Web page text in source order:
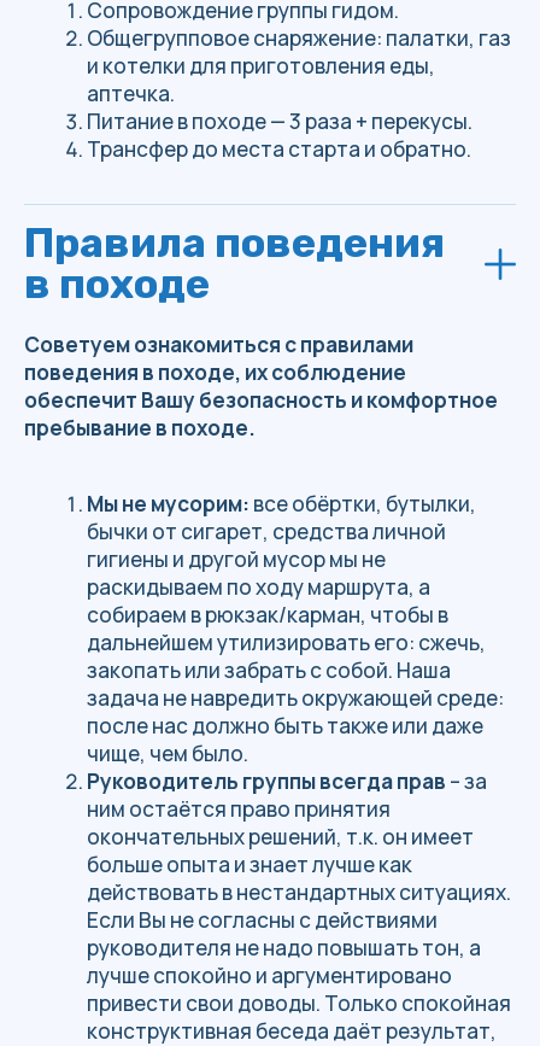
агрессия порождает агрессию – всегда
стоит помнить об этом.
В походе все его участники – единая
команда и действует она слажено и
сообща. Если Вы сильно устали или плохо
себя чувствуете — сообщите
руководителю об этом – мы примем меры
по восстановлению сил: привал,
Помогайте друг другу – взаимовыручка –
При недомогании, травмах, порезах
руководителю группы.
аптечка находится у него. Ваша личная
лекарства + активированный уголь,
эластичный бинт, бинт стерильный – 1 уп.
+ нестерильный 1 уп., лейкопластырь.
Не подходить близко к обрывам(даже
для фотографии), от обрыва Вы должны
резких движений и прыжков , особенно
на крутых и каменистых участках, лучше
спустится медленно, но в целости и
сохранности.
Оборудование лагеря, поиск и рубка
дров, приготовление еды и мытьё
посуды осуществляется ВСЕМИ
участниками группы.Мытьё посуды:
каждый моет свою тарелку сам, а общую
посуду моют все по очереди.
Приготовление еды: готовит помощник
руководителя, но помощь от участников
всегда приветствуется. Средства для
мытья посуды брать не нужно – мы сами
позаботимся об этом.
При мытье посуды остатки еды не
выкидываем в водоём, по возможности,
моем посуду в проточной воде: реки,
ручьи.
Не стоит брать с собой лишние
вещи:духи, шампуни, бальзамы, книги,
планшеты без этого можно обойтись, для
мытья головы отлейте совсем немного
шампуня в маленькую ёмкость или
воспользуйтесь разовыми пакетиками.
Лишняя одежда, кроме той, что описана в